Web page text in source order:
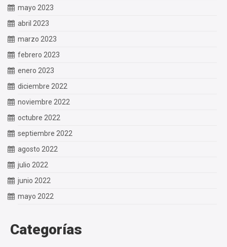
mayo 2023
abril 2023
marzo 2023
febrero 2023
enero 2023
diciembre 2022
noviembre 2022
octubre 2022
septiembre 2022
agosto 2022
julio 2022
junio 2022
mayo 2022
Categorías